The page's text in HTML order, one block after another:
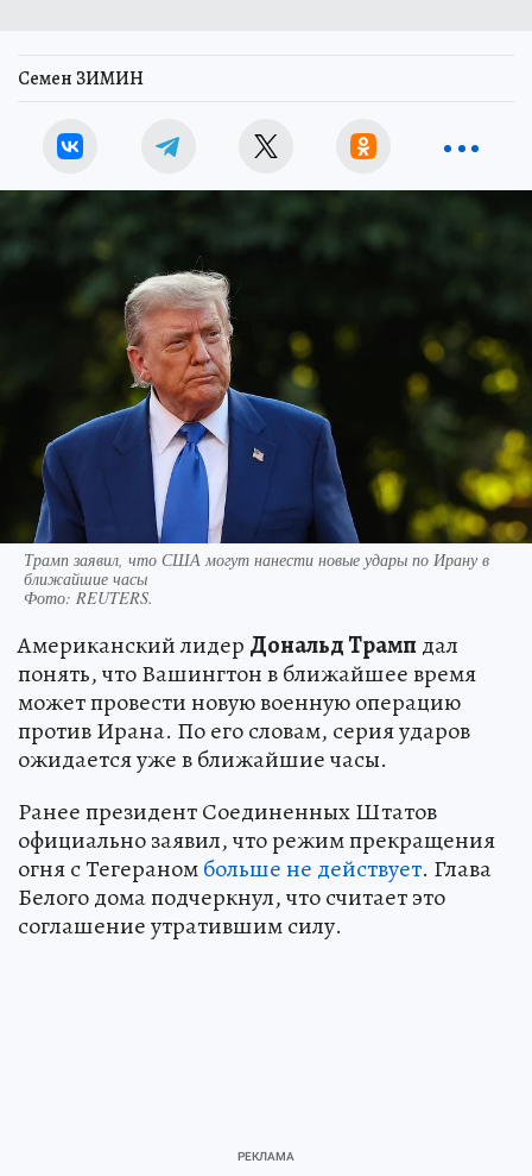
Семен ЗИМИН
Трамп заявил, что США могут нанести новые удары по Ирану в
ближайшие часы
Фото: REUTERS.
Американский лидер Дональд Трамп дал
понять, что Вашингтон в ближайшее время
может провести новую военную операцию
против Ирана. По его словам, серия ударов
ожидается уже в ближайшие часы.
Ранее президент Соединенных Штатов
официально заявил, что режим прекращения
огня с Тегераномбольше не действует. Глава
Белого дома подчеркнул, что считает это
соглашение утратившим силу.